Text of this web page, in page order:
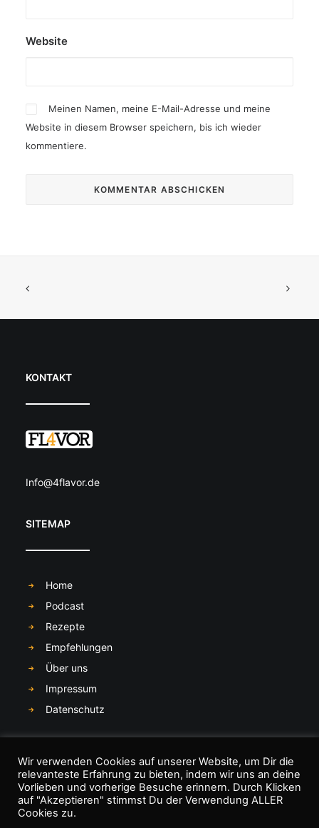
Website
Meinen Namen, meine E-Mail-Adresse und meine
Website in diesem Browser speichern, bis ich wieder
kommentiere.
KONTAKT
Info@4flavor.de
SITEMAP
Home
Podcast
Rezepte
Empfehlungen
Über uns
Impressum
Datenschutz
Wir verwenden Cookies auf unserer Website, um Dir die
relevanteste Erfahrung zu bieten, indem wir uns an deine
Vorlieben und vorherige Besuche erinnern. Durch Klicken
auf "Akzeptieren" stimmst Du der Verwendung ALLER
Cookies zu.